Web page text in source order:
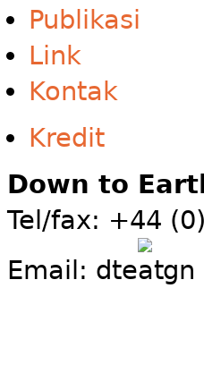
Publikasi
Link
Kontak
Kredit
Down to
Tel/fax: +44
Email: dte gn